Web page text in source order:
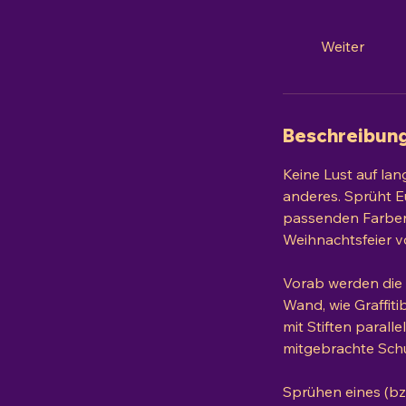
Weiter
Keine Lust auf
anderes. Sprüht
passenden
Weihnachtsfeier
Vorab werden
Wand, wie
mit Stiften
mitgebrachte
Sprühen eines